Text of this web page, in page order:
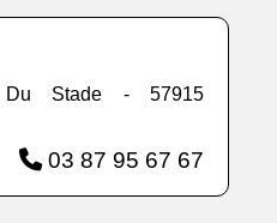
Stade - 57915
03 87 95 67 67